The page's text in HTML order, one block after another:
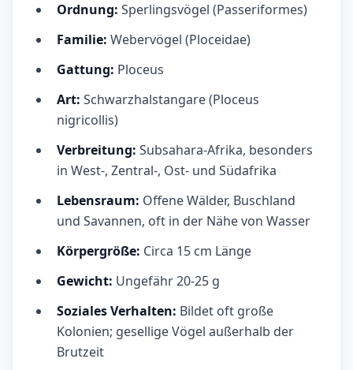
Ordnung: Sperlingsvögel (Passeriformes)
Familie: Webervögel (Ploceidae)
Gattung: Ploceus
Art: Schwarzhalstangare (Ploceus
nigricollis)
Verbreitung: Subsahara-Afrika, besonders
in West-, Zentral-, Ost- und Südafrika
Lebensraum: Offene Wälder, Buschland
und Savannen, oft in der Nähe von Wasser
Körpergröße: Circa 15 cm Länge
Gewicht: Ungefähr 20-25 g
Soziales Verhalten: Bildet oft große
Kolonien; gesellige Vögel außerhalb der
Brutzeit